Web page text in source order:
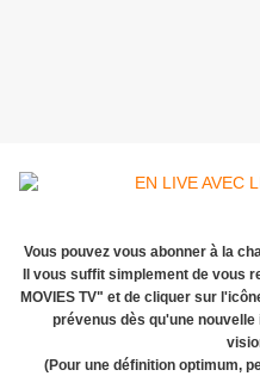
Vous pouvez vous abonner à la
Il vous suffit simplement de vous
MOVIES TV" et de cliquer sur
prévenus dès qu'une
(Pour une définition optimum,